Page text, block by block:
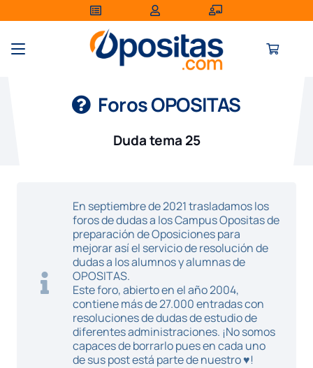
Foros OPOSITAS
Duda tema 25
En septiembre de 2021 trasladamos los
foros de dudas a los Campus Opositas de
preparación de Oposiciones para
mejorar así el servicio de resolución de
dudas a los alumnos y alumnas de
OPOSITAS.
Este foro, abierto en el año 2004,
contiene más de 27.000 entradas con
resoluciones de dudas de estudio de
diferentes administraciones. ¡No somos
capaces de borrarlo pues en cada uno
de sus post está parte de nuestro ♥!